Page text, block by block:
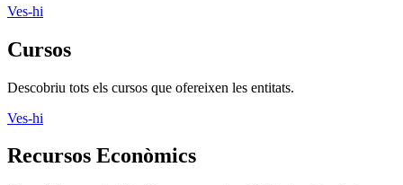
Ves-hi
Cursos
Descobriu tots els cursos que ofereixen les entitats.
Ves-hi
Recursos Econòmics